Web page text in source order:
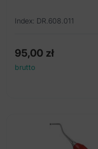
Index: DR.608.011
95,00 zł
brutto